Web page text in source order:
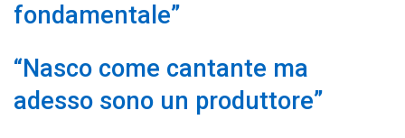
fondamentale”
“Nasco come cantante ma
adesso sono un produttore”